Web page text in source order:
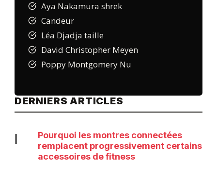
Aya Nakamura shrek
Candeur
Léa Djadja taille
David Christopher Meyen
Poppy Montgomery Nu
DERNIERS ARTICLES
Pourquoi les montres connectées
remplacent progressivement certains
accessoires de fitness